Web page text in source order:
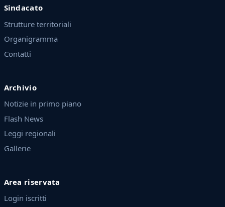
Sindacato
Strutture territoriali
Organigramma
Contatti
Archivio
Notizie in primo piano
Flash News
Leggi regionali
Gallerie
Area riservata
Login iscritti